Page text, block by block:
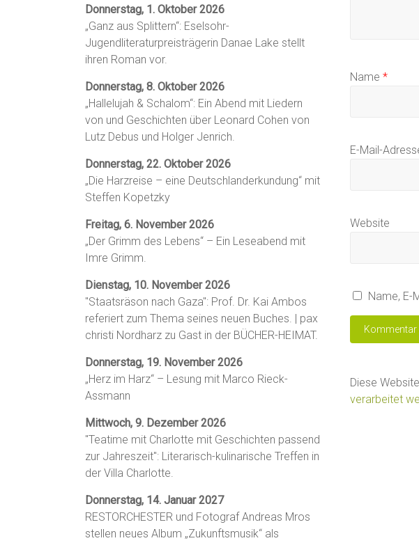
Name *
E-Mail-
Website
Name, E-
Diese
verarbeitet
Donnerstag, 1. Oktober 2026
„Ganz aus Splittern“: Eselsohr-
Jugendliteraturpreisträgerin Danae Lake stellt
ihren Roman vor.
Donnerstag, 8. Oktober 2026
„Hallelujah & Schalom“: Ein Abend mit Liedern
von und Geschichten über Leonard Cohen von
Lutz Debus und Holger Jenrich.
Donnerstag, 22. Oktober 2026
„Die Harzreise – eine Deutschlanderkundung“ mit
Steffen Kopetzky
Freitag, 6. November 2026
„Der Grimm des Lebens“ – Ein Leseabend mit
Imre Grimm.
Dienstag, 10. November 2026
"Staatsräson nach Gaza": Prof. Dr. Kai Ambos
referiert zum Thema seines neuen Buches. | pax
christi Nordharz zu Gast in der BÜCHER-HEIMAT.
Donnerstag, 19. November 2026
„Herz im Harz“ – Lesung mit Marco Rieck-
Assmann
Mittwoch, 9. Dezember 2026
"Teatime mit Charlotte mit Geschichten passend
zur Jahreszeit": Literarisch-kulinarische Treffen in
der Villa Charlotte.
Donnerstag, 14. Januar 2027
RESTORCHESTER und Fotograf Andreas Mros
stellen neues Album „Zukunftsmusik“ als